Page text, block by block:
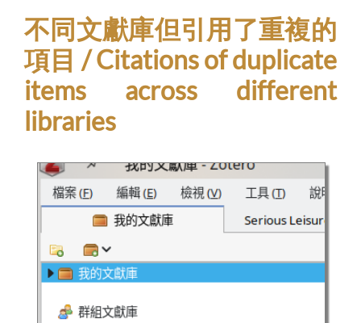
不同文獻庫但引用了重複的
項目 / Citations of duplicate
items across different
libraries